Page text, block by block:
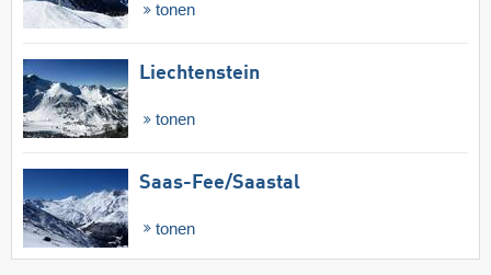
tonen
Liechtenstein
tonen
Saas-Fee/​Saastal
tonen